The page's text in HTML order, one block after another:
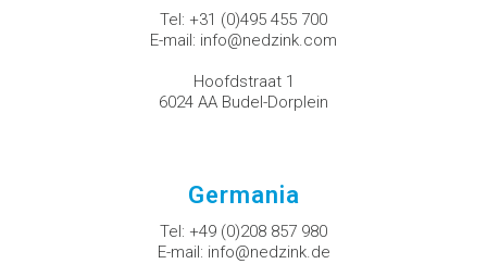
Tel: +31 (0)495 455 700
E-mail: info@nedzink.com
Hoofdstraat 1
6024 AA Budel-Dorplein
Germania
Tel: +49 (0)208 857 980
E-mail: info@nedzink.de